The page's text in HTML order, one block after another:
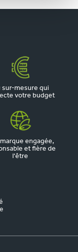
sur-mesure qui
votre budget
engagée,
et fière de
l'être